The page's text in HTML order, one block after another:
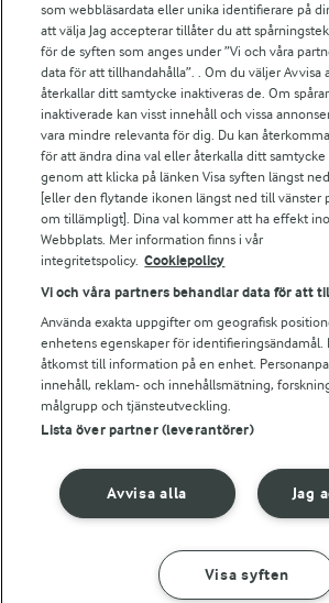
GÖR SÅ HÄR
För ägare
Arlas kundportal
Arla.com
Falbygdens Ost
Arla webbshop
Bildbank
Följ oss
Ändra cookie-inställningar
Integritetspolicy
som webbläsardata eller unika identifierare på
att välja Jag accepterar tillåter du att
för de syften som anges under ”Vi och våra
data för att tillhandahålla”. . Om du väljer Avvisa
återkallar ditt samtycke inaktiveras de. Om
inaktiverade kan visst innehåll och vissa
vara mindre relevanta för dig. Du kan
för att ändra dina val eller återkalla ditt
genom att klicka på länken Visa syften längst
[eller den flytande ikonen längst ned till vänster
om tillämpligt]. Dina val kommer att ha effekt
Webbplats. Mer information finns i vår
integritetspolicy. Cookiepolicy
Vi och våra partners behandlar data för att
Använda exakta uppgifter om geografisk
enhetens egenskaper för identifieringsändamål.
åtkomst till information på en enhet.
innehåll, reklam- och innehållsmätning,
målgrupp och tjänsteutveckling.
Lista över partner (leverantörer)
Jag
Avvisa alla
Visa syften